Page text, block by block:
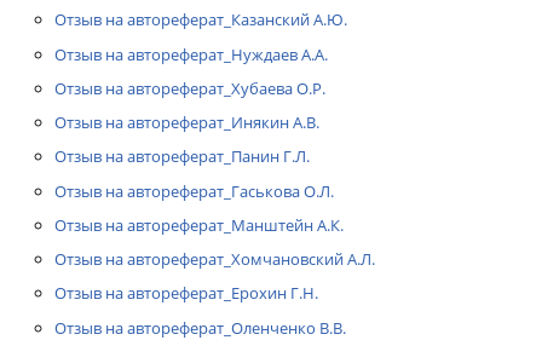
Отзыв на автореферат_Казанский А.Ю.
Отзыв на автореферат_Нуждаев А.А.
Отзыв на автореферат_Хубаева О.Р.
Отзыв на автореферат_Инякин А.В.
Отзыв на автореферат_Панин Г.Л.
Отзыв на автореферат_Гаськова О.Л.
Отзыв на автореферат_Манштейн А.К.
Отзыв на автореферат_Хомчановский А.Л.
Отзыв на автореферат_Ерохин Г.Н.
Отзыв на автореферат_Оленченко В.В.